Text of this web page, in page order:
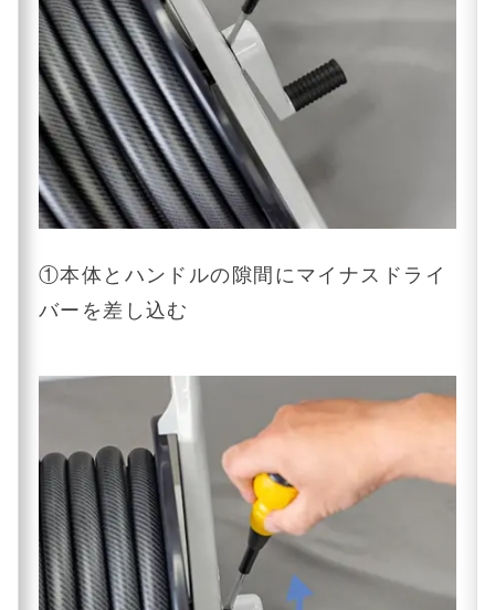
①本体とハンドルの隙間にマイナスドライ
バーを差し込む